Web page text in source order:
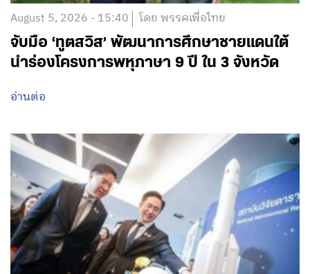
August 5, 2026 - 15:40 โดย พรรคเพื่อไทย
จับมือ ‘ทูตสวิส’ พัฒนาการศึกษาชายแดนใต้
นำร่องโครงการพหุภาษา 9 ปี ใน 3 จังหวัด
อ่านต่อ